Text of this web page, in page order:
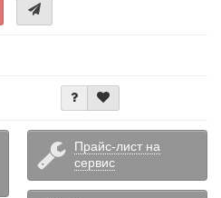
Прайс-лист на
сервис